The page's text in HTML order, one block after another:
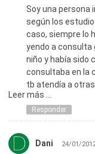
Vulva: sin
Perineo: Sin
Region Parianal:
Papanicolau:si
CONCLUSION:
CERVICITIS LEVE
D/C DISPLASIA
QUIERA QUE ME
ESTAMOS MUY
Y QUISIERA
PROBLEMA,
LO MISMO.
Soy una persona
según los
caso, siempre lo
yendo a consulta
niño y había sido
consultaba en la
tb atendía a
cuento que las 3,
mismo. Yo tenía
segura, nunca
tratamiento con
el tiempo hice
Leer más ...
Responder
Dani 24/01/